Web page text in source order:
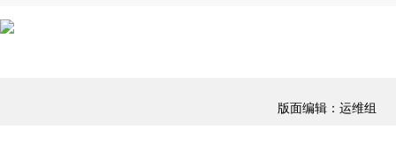
版面编辑：运维组